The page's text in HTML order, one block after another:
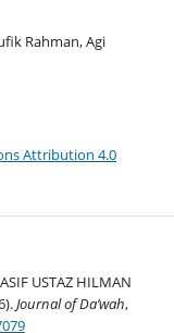
Rahman, Agi
Attribution 4.0
USTAZ HILMAN
Journal of Da’wah,